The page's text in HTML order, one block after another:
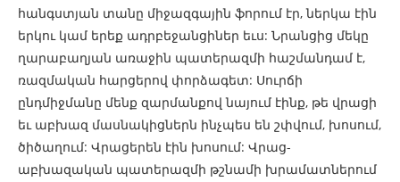
հանգստյան տանը միջազգային ֆորում էր, ներկա էին
երկու կամ երեք ադրբեջանցիներ եւս: Նրանցից մեկը
ղարաբաղյան առաջին պատերազմի հաշմանդամ է,
ռազմական հարցերով փորձագետ: Սուրճի
ընդմիջմանը մենք զարմանքով նայում էինք, թե վրացի
եւ աբխազ մասնակիցներն ինչպես են շփվում, խոսում,
ծիծաղում: Վրացերեն էին խոսում: Վրաց-
աբխազական պատերազմի թշնամի խրամատներում